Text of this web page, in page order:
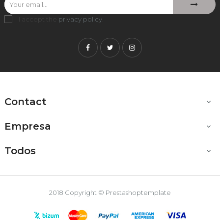
I accept the privacy policy
FacebookTwitterInstagram
Contact 
Empresa 
Todos 
2018 Copyright © Prestashoptemplate